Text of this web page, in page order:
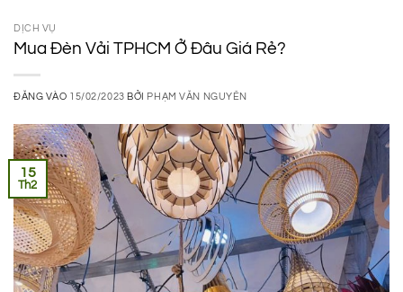
DỊCH VỤ
Mua Đèn Vải TPHCM Ở Đâu Giá Rẻ?
ĐĂNG VÀO 15/02/2023 BỞI PHẠM VĂN NGUYÊN
15
Th2